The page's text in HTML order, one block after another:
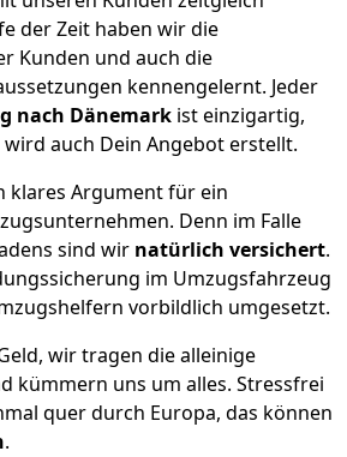
der Zeit haben wir die
Kunden und auch die
kennengelernt. Jeder
nach Dänemark ist einzigartig,
auch Dein Angebot erstellt.
klares Argument für ein
Denn im Falle
sind wir natürlich versichert.
im Umzugsfahrzeug
vorbildlich umgesetzt.
wir tragen die alleinige
kümmern uns um alles. Stressfrei
quer durch Europa, das können
.